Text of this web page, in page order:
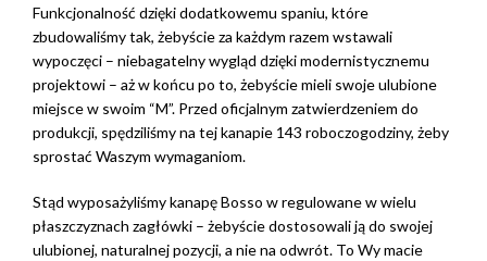
Funkcjonalność dzięki dodatkowemu spaniu, które
zbudowaliśmy tak, żebyście za każdym razem wstawali
wypoczęci – niebagatelny wygląd dzięki modernistycznemu
projektowi – aż w końcu po to, żebyście mieli swoje ulubione
miejsce w swoim “M”. Przed oficjalnym zatwierdzeniem do
produkcji, spędziliśmy na tej kanapie 143 roboczogodziny, żeby
sprostać Waszym wymaganiom.
Stąd wyposażyliśmy kanapę Bosso w regulowane w wielu
płaszczyznach zagłówki – żebyście dostosowali ją do swojej
ulubionej, naturalnej pozycji, a nie na odwrót. To Wy macie